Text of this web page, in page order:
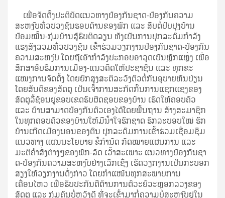
​ເພື່ອ​ຈັດ​ຕັ້ງ​ປະຕິບັດ​ແນວທາງ​ປ້ອງ​ກັນຊາ​ດ-ປ້ອງ​ກັນ​ຄວາມ​
ສະຫງົບທົ່ວ​ປວງ​ຊົນ​ຮອບດ້ານ​ຂອງ​ພັກ ແລະ ​​ສືບຕໍ່ປັບປຸງ​ບ້ານ​
ປ້ອມໝັ້ນ-ກຸ່ມ​ບ້ານ​ສູ້​ຮົບ​ຕິດ​ລຽນ ທັງ​ເປັນ​ການ​ປຸກລະດົມ​ກຳລັງ​
ແຮງ​ສັງ​ລວມທົ່ວ​ປວງ​ຊົນ ​ເຂົ້າ​ຮ່ວມ​ວຽກງານ​ປ້ອງ​ກັນຊາ​ດ-ປ້ອງ​ກັນ​
ຄວາມ​ສະຫງົບ ​ໂດຍ​ຖື​ເອົາ​ກຳລັງ​ປະກອບ​ອາວຸດ​ເປັນຫຼັກ​ແຫຼ່ງ ​ເພື່ອ​
ສຶກສາ​ອົບຮົມ​ການ​ເມືອງ-​ແນວ​ຄິດ​ໃຫ້​ປະຊາຊົນ ​ແລະ ທຸກຂະ​
ແໜງການຈັດ​ຕັ້ງ ​​ໂດຍຍົກ​ສູງສະຕິ​ລະວັງ​ຕົວຕໍ່ກົນອຸບາຍ​ຫັນປ່ຽນ​
ໂດຍ​ສັນຕິ​ຂອງ​ສັດຕູ ​ເປັນ​ເຈົ້າ​ການ​ສະກັດ​ກັ້ນ​ການ​ແຊກ​ແຊງ​ຂອງ​
ສັດຕູ​ລີ້​ຊ້ອນຢູ່​​ຂອບ​ເຂດ​ຮັບຜິດຊອບ​ຂອງ​ບ້ານ ​​ເຮັດ​ໃຫ້​ຄອບຄົວ ​
ແລະ ບ້ານ​ສາມາດ​ປ້ອງ​ກັນ​ຕົວ​ເອງ​ໄດ້​ໂດຍ​ພື້ນຖານ ສ້າງ​ສະມາຊິກ​
ໃນ​ທຸກຄອບຄົວ​ຂອງ​ບ້ານ​​ໃຫ້ມີ​ນ້ຳ​ໃຈ​ຮັກ​ຊາດ ຮັກ​ລະບອບ​ໃໝ່ ຮັກ​
ບ້າ​ນ​ເກີດ​ເມືອງ​ນອນ​ຂອງ​ຕົນ ​ປຸກລະດົມ​ການ​ເຂົ້າ​ຮ່ວມ​ເຊື່ອມ​ຊຶມ​
ແນວທາງ ​ແຜນ​ນະ​ໂຍບາຍ ຂໍ້​ກຳນົດ ກົດໝາຍ​ແຜນການ ​ແລະ
ມະຕິ​ຄຳ​ສັ່ງ​ຕ່າງໆຂອງ​ພັກ-ລັດ ​ເວົ້າ​ສະ​ເພາະ ​ແນວທາງ​ປ້ອງ​ກັນຊາ​
ດ-ປ້ອງ​ກັນ​ຄວາມ​ສະຫງົບຢ່າງ​​ເລິກ​ເຊິ່ງ ​ເຮັດ​ວຽກງານ​ເປັນກະບອກ
ສຽງໃຫ້ວຽກງານດັ່ງກ່າວ ໂດຍກຳແໜ້ນທຸກສະພາບການ
ເຄື່ອນໄຫວ ເພື່ອຮັບປະກັນຕີຕ້ານການຕົວະຍົວະຫຼອກລວງຂອງ
ສັດຕູ ແລະ ກຸ່ມຄົນບໍ່ຫວັງດີ ທີ່ຈະເຂົ້າມາກໍ່ຄວາມບໍ່ສະຫງົບຢູ່ໃນ